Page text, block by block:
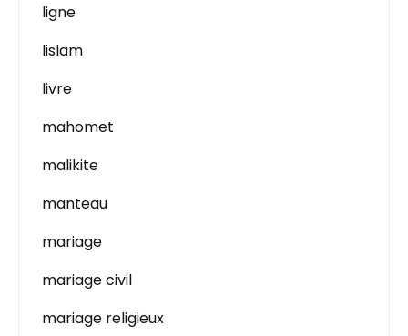
ligne
lislam
livre
mahomet
malikite
manteau
mariage
mariage civil
mariage religieux